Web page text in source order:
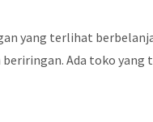
yang terlihat
beriringan. Ada toko